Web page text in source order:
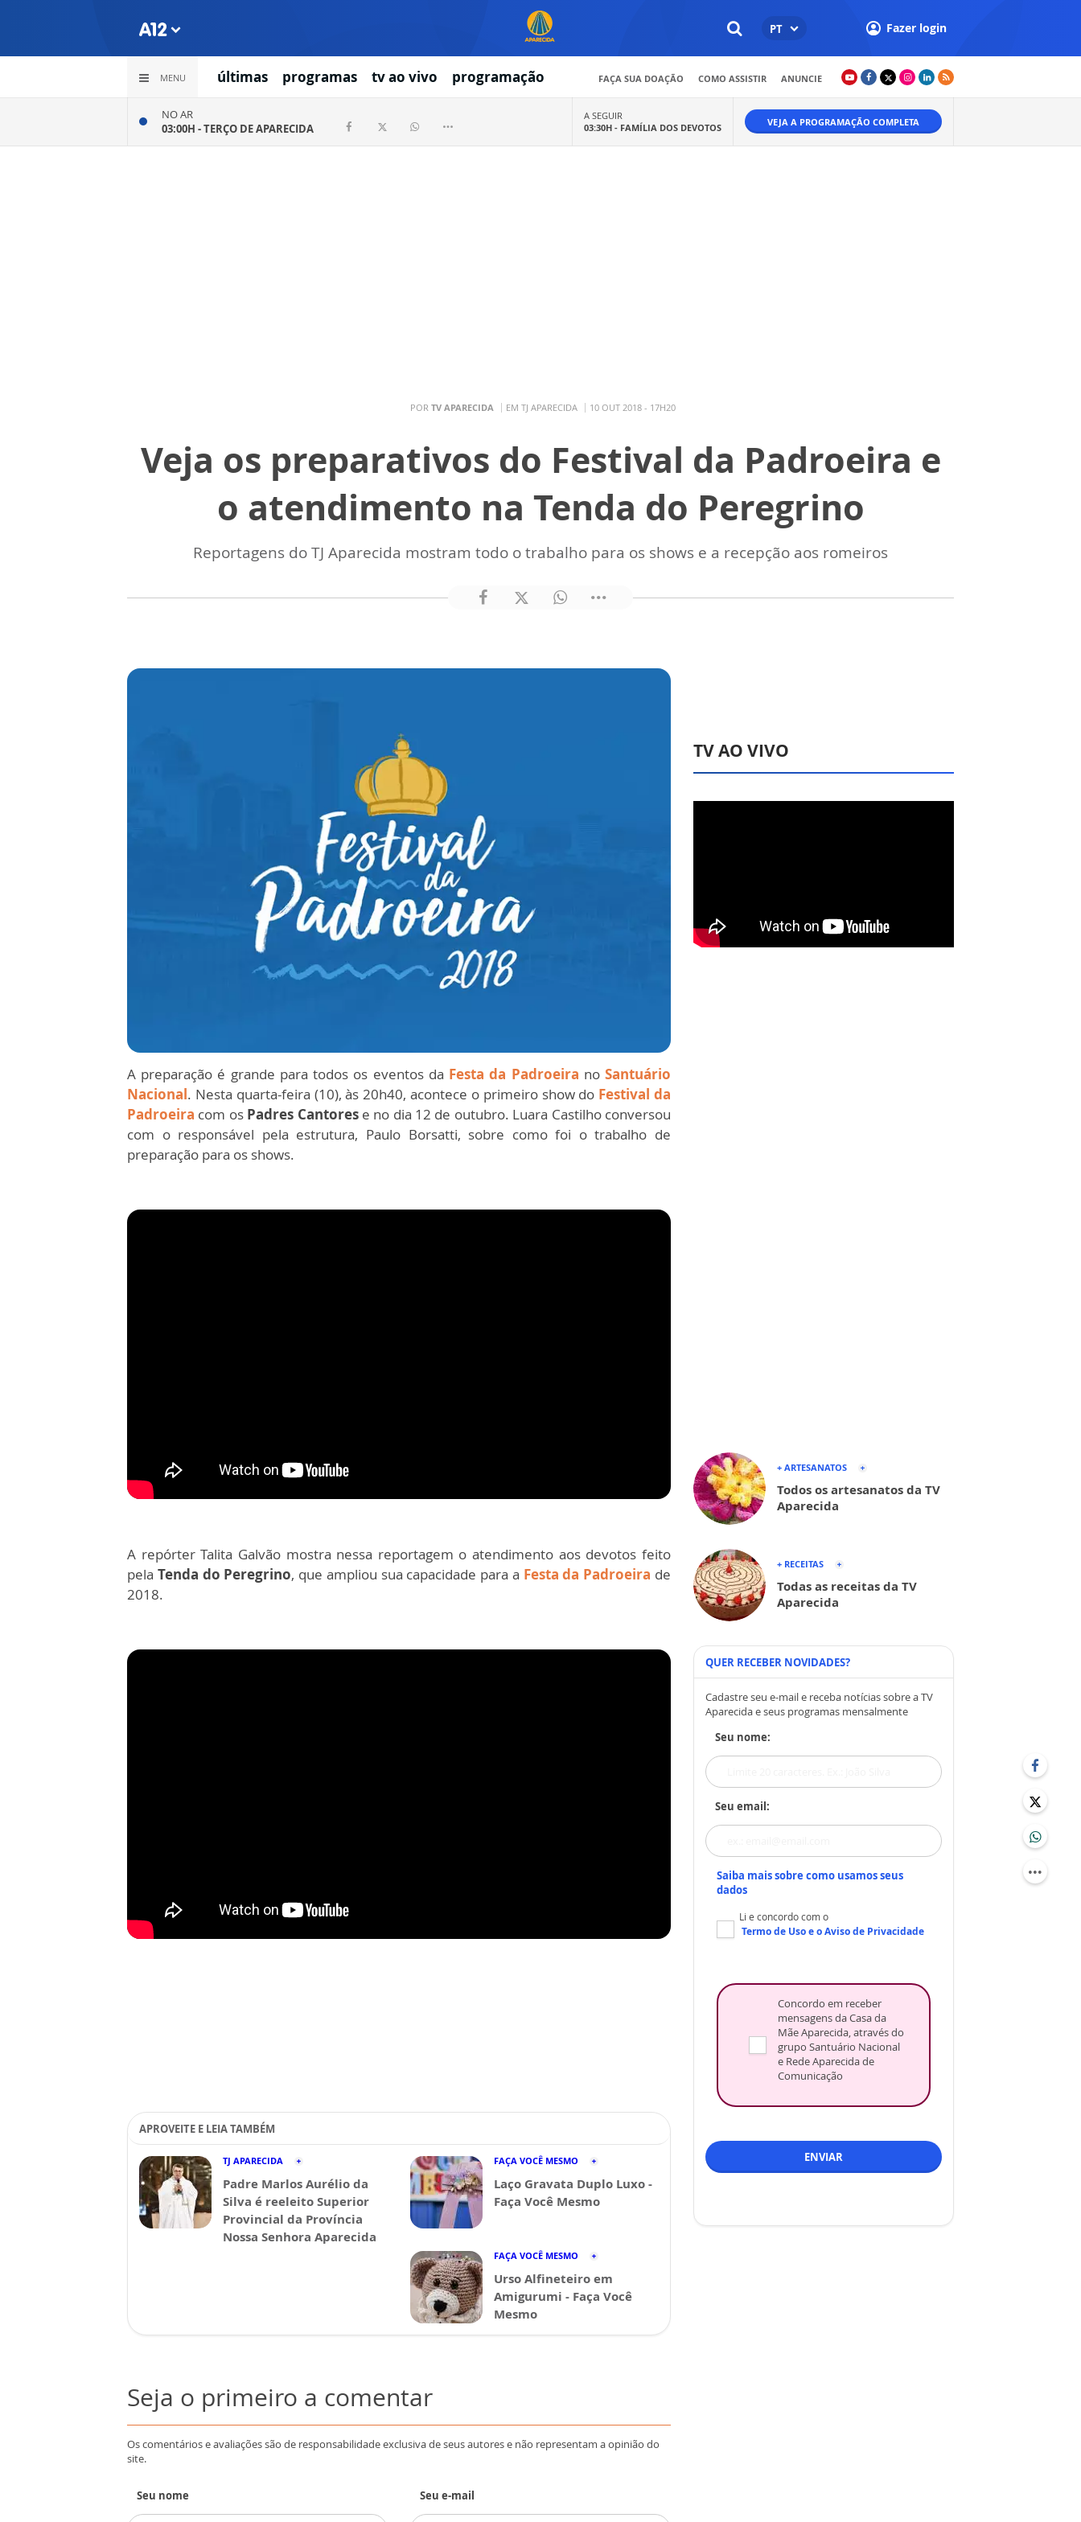
PT Fazer login
MENU últimas programas tv ao vivo programação FAÇA SUA DOAÇÃO COMO ASSISTIR ANUNCIE
NO AR
03:00H -TERÇO DE APARECIDA
A SEGUIR
03:30H - FAMÍLIA DOS DEVOTOS VEJA A PROGRAMAÇÃO COMPLETA
POR TV APARECIDA EM TJ APARECIDA 10 OUT 2018 - 17H20
Veja os preparativos do Festival da Padroeira e
o atendimento na Tenda do Peregrino
Reportagens do TJ Aparecida mostram todo o trabalho para os shows e a recepção aos romeiros
A preparação é grande para todos os eventos da Festa da Padroeira noSantuário
Nacional. Nesta quarta-feira (10), às 20h40, acontece o primeiro show do Festival da
Padroeira com os Padres Cantorese no dia 12 de outubro. Luara Castilho conversou
com o responsável pela estrutura, Paulo Borsatti, sobre como foi o trabalho de
preparação para os shows.
A repórter Talita Galvão mostra nessa reportagem o atendimento aos devotos feito
pela Tenda do Peregrino, que ampliou sua capacidade para a Festa da Padroeira de
2018.
APROVEITE E LEIA TAMBÉM
TJ APARECIDA
Padre Marlos Aurélio da
Silva é reeleito Superior
Provincial da Província
Nossa Senhora Aparecida
FAÇA VOCÊ MESMO
Laço Gravata Duplo Luxo -
Faça Você Mesmo
FAÇA VOCÊ MESMO
Urso Alfineteiro em
Amigurumi - Faça Você
Mesmo
Seja o primeiro a comentar
Os comentários e avaliações são de responsabilidade exclusiva de seus autores e não representam a opinião do
site.
Seu nome Seu e-mail
TV AO VIVO
+ ARTESANATOS
Todos os artesanatos da TV
Aparecida
+ RECEITAS
Todas as receitas da TV
Aparecida
QUER RECEBER NOVIDADES?
Cadastre seu e-mail e receba notícias sobre a TV
Aparecida e seus programas mensalmente
Seu nome:
Seu email:
Saiba mais sobre como usamos seus
dados
Li e concordo com o
Termo de Usoe oAviso de Privacidade
Concordo em receber
mensagens da Casa da
Mãe Aparecida, através do
grupo Santuário Nacional
e Rede Aparecida de
Comunicação
ENVIAR